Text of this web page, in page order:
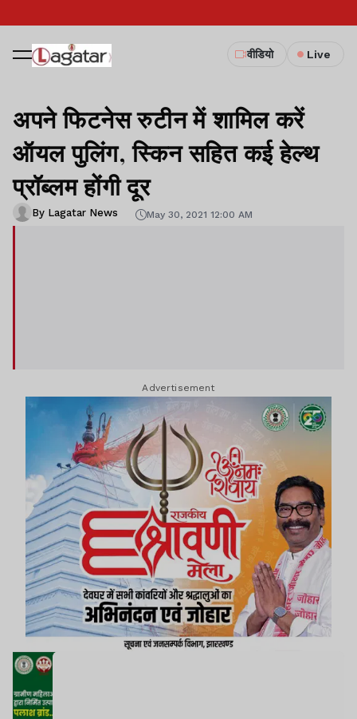
वीडियो Live
अपने फिटनेस रुटीन में शामिल करें
ऑयल पुलिंग, स्किन सहित कई हेल्थ
प्रॉब्लम होंगी दूर
By Lagatar News May 30, 2021 12:00 AM
Advertisement